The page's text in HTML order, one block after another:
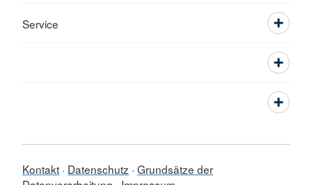
Service
Kontakt Datenschutz Grundsätze der